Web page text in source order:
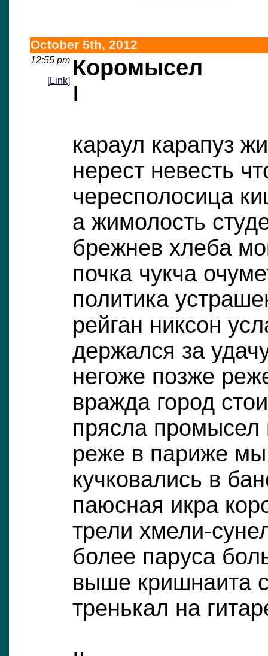
October 5th, 2012
12:55 pm
[Link]
Коромысел
I
караул карапуз
нерест невесть
чересполосица
а жимолость
брежнев хлеба
почка чукча
политика
рейган никсон
держался за
негоже позже
вражда город
прясла
реже в париже
кучковались в
паюсная икра
трели хмели-
более паруса
выше кришнаита
тренькал на